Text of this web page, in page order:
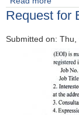
Request for
Submitted on: Thu,